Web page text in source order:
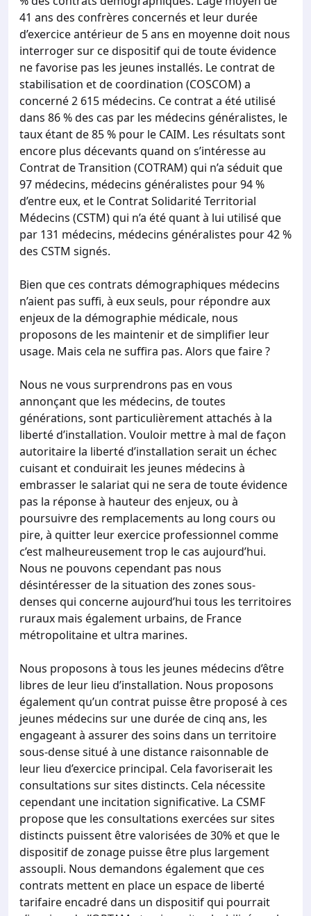
41 ans des confrères concernés et leur durée
d’exercice antérieur de 5 ans en moyenne doit nous
interroger sur ce dispositif qui de toute évidence
ne favorise pas les jeunes installés. Le contrat de
stabilisation et de coordination (COSCOM) a
concerné 2 615 médecins. Ce contrat a été utilisé
dans 86 % des cas par les médecins généralistes, le
taux étant de 85 % pour le CAIM. Les résultats sont
encore plus décevants quand on s’intéresse au
Contrat de Transition (COTRAM) qui n’a séduit que
97 médecins, médecins généralistes pour 94 %
d’entre eux, et le Contrat Solidarité Territorial
Médecins (CSTM) qui n’a été quant à lui utilisé que
par 131 médecins, médecins généralistes pour 42 %
des CSTM signés.
Bien que ces contrats démographiques médecins
n’aient pas suffi, à eux seuls, pour répondre aux
enjeux de la démographie médicale, nous
proposons de les maintenir et de simplifier leur
usage. Mais cela ne suffira pas. Alors que faire ?
Nous ne vous surprendrons pas en vous
annonçant que les médecins, de toutes
générations, sont particulièrement attachés à la
liberté d’installation. Vouloir mettre à mal de façon
autoritaire la liberté d’installation serait un échec
cuisant et conduirait les jeunes médecins à
embrasser le salariat qui ne sera de toute évidence
pas la réponse à hauteur des enjeux, ou à
poursuivre des remplacements au long cours ou
pire, à quitter leur exercice professionnel comme
c’est malheureusement trop le cas aujourd’hui.
Nous ne pouvons cependant pas nous
désintéresser de la situation des zones sous-
denses qui concerne aujourd’hui tous les territoires
ruraux mais également urbains, de France
métropolitaine et ultra marines.
Nous proposons à tous les jeunes médecins d’être
libres de leur lieu d’installation. Nous proposons
également qu’un contrat puisse être proposé à ces
jeunes médecins sur une durée de cinq ans, les
engageant à assurer des soins dans un territoire
sous-dense situé à une distance raisonnable de
leur lieu d’exercice principal. Cela favoriserait les
consultations sur sites distincts. Cela nécessite
cependant une incitation significative. La CSMF
propose que les consultations exercées sur sites
distincts puissent être valorisées de 30% et que le
dispositif de zonage puisse être plus largement
assoupli. Nous demandons également que ces
contrats mettent en place un espace de liberté
tarifaire encadré dans un dispositif qui pourrait